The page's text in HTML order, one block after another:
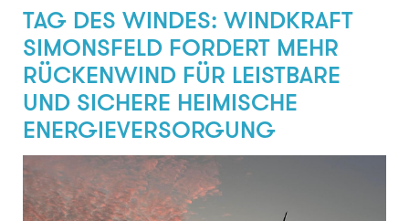
z.l.ö. - zukunft.lehre.österreich.
VOLKSBANK
SPARDA-BANK
Mozart
Hochriegl
Eurest
Purina
TAG DES WINDES: WINDKRAFT
SIMONSFELD FORDERT MEHR
RÜCKENWIND FÜR LEISTBARE
UND SICHERE HEIMISCHE
ENERGIEVERSORGUNG